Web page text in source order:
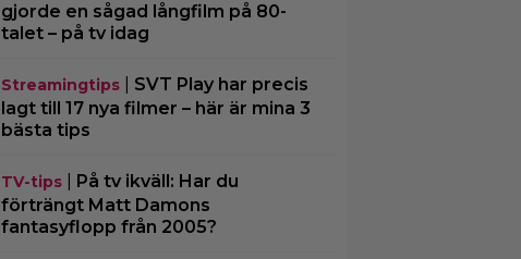
gjorde en sågad långfilm på 80-
talet – på tv idag
Streamingtips| SVT Play har precis
lagt till 17 nya filmer – här är mina 3
bästa tips
TV-tips| På tv ikväll: Har du
förträngt Matt Damons
fantasyflopp från 2005?